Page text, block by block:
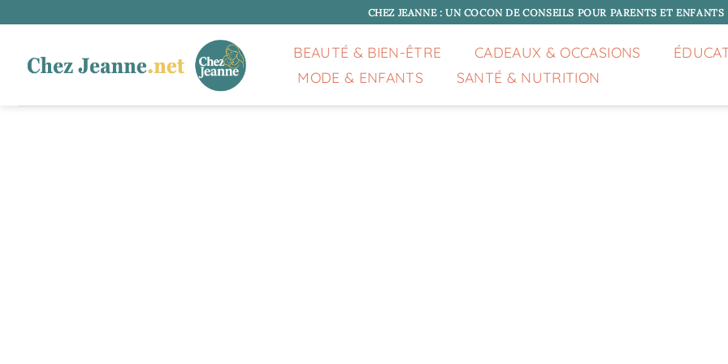
au
CHEZ JEANNE : UN COCON DE CONSEILS POUR PARENTS ET ENFANTS
BEAUTÉ & BIEN-ÊTRE CADEAUX & OCCASIONS
MODE & ENFANTS
SANTÉ & NUTRITION